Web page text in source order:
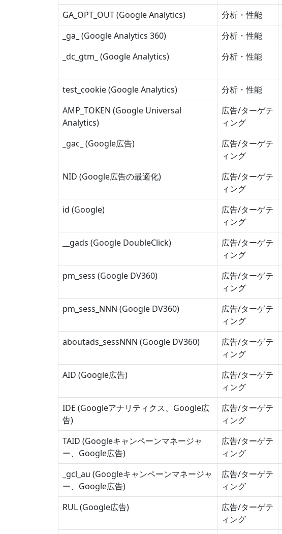
GA_OPT_OUT (Google Analytics)
分析・性能
_ga_ (Google Analytics 360) 分析・性能
_dc_gtm_ (Google Analytics) 分析・性能
test_cookie (Google Analytics)
分析・性能
AMP_TOKEN (Google Universal
Analytics)
広告/ターゲテ
ィング
_gac_ (Google広告)
広告/ターゲテ
ィング
NID (Google広告の最適化)
広告/ターゲテ
ィング
id (Google)
広告/ターゲテ
ィング
__gads (Google DoubleClick)
広告/ターゲテ
ィング
pm_sess (Google DV360)
広告/ターゲテ
ィング
pm_sess_NNN (Google DV360)
広告/ターゲテ
ィング
aboutads_sessNNN (Google DV360)
広告/ターゲテ
ィング
AID (Google広告)
広告/ターゲテ
ィング
IDE (Googleアナリティクス、Google広
告)
広告/ターゲテ
ィング
TAID (Googleキャンペーンマネージャ
ー、Google広告)
広告/ターゲテ
ィング
_gcl_au (Googleキャンペーンマネージャ
ー、Google広告)
広告/ターゲテ
ィング
RUL (Google広告)
広告/ターゲテ
ィング